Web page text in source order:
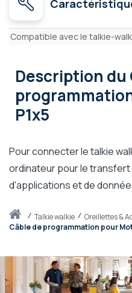
Accueiltalkie walkie Oreillettes &
Câble de programmation pour
Caractéristiques
Compatible avec le talkie-
Description du
P1x5
Pour connecter le talkie
ordinateur pour le
d'applications et de